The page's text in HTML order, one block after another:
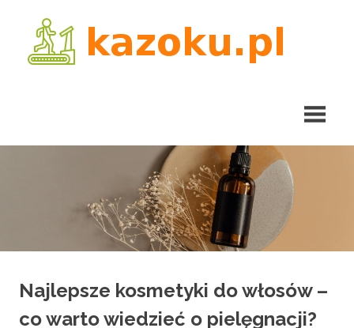
content
Najlepsze kosmetyki do włosów –
co warto wiedzieć o pielęgnacji?